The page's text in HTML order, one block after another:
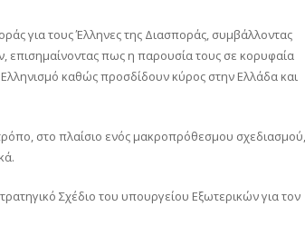
για τους Έλληνες της Διασποράς, συμβάλλοντας
επισημαίνοντας πως η παρουσία τους σε κορυφαία
καθώς προσδίδουν κύρος στην Ελλάδα και
στο πλαίσιο ενός μακροπρόθεσμου σχεδιασμού,
Σχέδιο του υπουργείου Εξωτερικών για τον